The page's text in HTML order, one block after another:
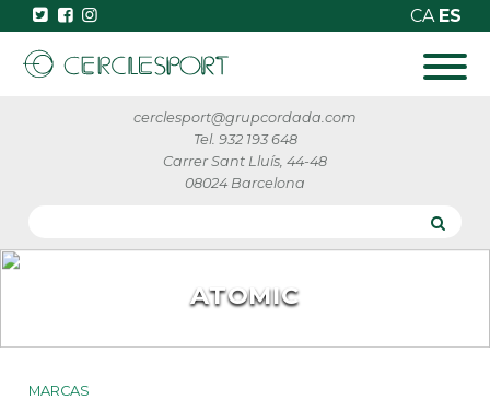
CA ES
cerclesport@grupcordada.com
Tel. 932 193 648
Carrer Sant Lluís, 44-48
08024 Barcelona
ATOMIC
MARCAS